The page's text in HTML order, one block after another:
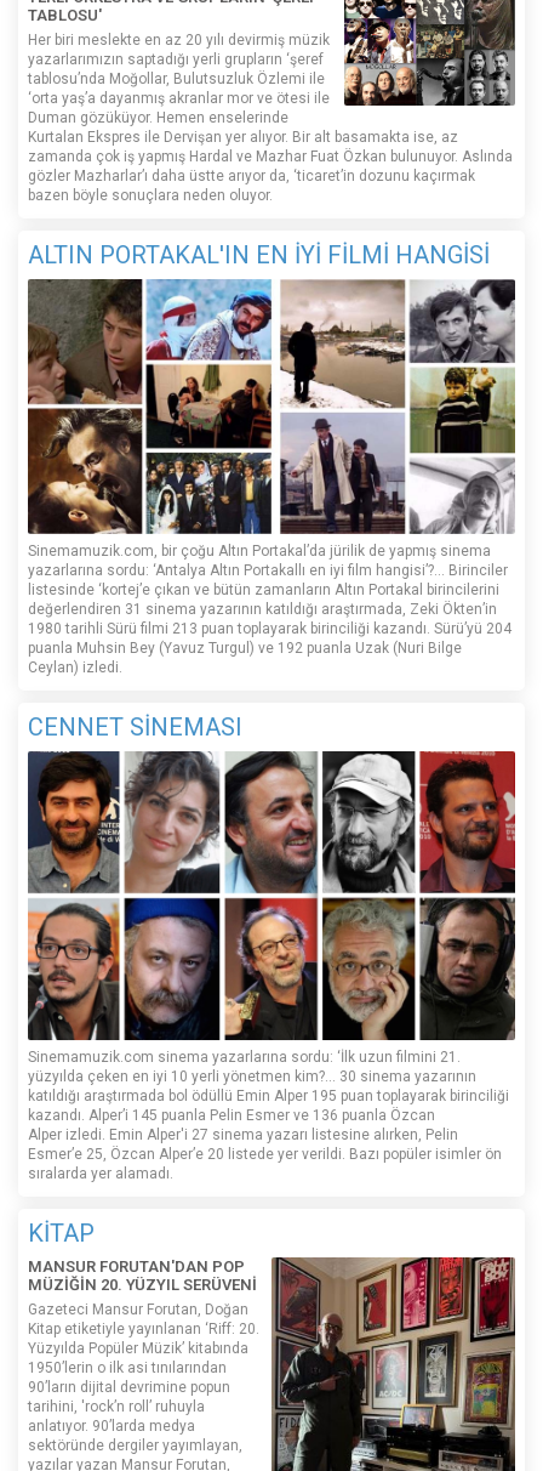
TABLOSU'
Her biri meslekte en az 20 yılı devirmiş müzik
yazarlarımızın saptadığı yerli grupların ‘şeref
tablosu’nda Moğollar, Bulutsuzluk Özlemi ile
‘orta yaş’a dayanmış akranlar mor ve ötesi ile
Duman gözüküyor. Hemen enselerinde
Kurtalan Ekspres ile Dervişan yer alıyor. Bir alt basamakta ise, az
zamanda çok iş yapmış Hardal ve Mazhar Fuat Özkan bulunuyor. Aslında
gözler Mazharlar’ı daha üstte arıyor da, ‘ticaret’in dozunu kaçırmak
bazen böyle sonuçlara neden oluyor.
ALTIN PORTAKAL'IN EN İYİ FİLMİ HANGİSİ
Sinemamuzik.com, bir çoğu Altın Portakal’da jürilik de yapmış sinema
yazarlarına sordu: ‘Antalya Altın Portakallı en iyi film hangisi’?... Birinciler
listesinde ‘kortej’e çıkan ve bütün zamanların Altın Portakal birincilerini
değerlendiren 31 sinema yazarının katıldığı araştırmada, Zeki Ökten’in
1980 tarihli Sürü filmi 213 puan toplayarak birinciliği kazandı. Sürü’yü 204
puanla Muhsin Bey (Yavuz Turgul) ve 192 puanla Uzak (Nuri Bilge
Ceylan) izledi.
CENNET SİNEMASI
Sinemamuzik.com sinema yazarlarına sordu: ‘İlk uzun filmini 21.
yüzyılda çeken en iyi 10 yerli yönetmen kim?... 30 sinema yazarının
katıldığı araştırmada bol ödüllü Emin Alper 195 puan toplayarak birinciliği
kazandı. Alper’i 145 puanla Pelin Esmer ve 136 puanla Özcan
Alper izledi. Emin Alper'i 27 sinema yazarı listesine alırken, Pelin
Esmer’e 25, Özcan Alper’e 20 listede yer verildi. Bazı popüler isimler ön
sıralarda yer alamadı.
KİTAP
MANSUR FORUTAN'DAN POP
MÜZİĞİN 20. YÜZYIL SERÜVENİ
Gazeteci Mansur Forutan, Doğan
Kitap etiketiyle yayınlanan ‘Riff: 20.
Yüzyılda Popüler Müzik’ kitabında
1950’lerin o ilk asi tınılarından
90’ların dijital devrimine popun
tarihini, 'rock’n roll’ ruhuyla
anlatıyor. 90’larda medya
sektöründe dergiler yayımlayan,
yazılar yazan Mansur Forutan,